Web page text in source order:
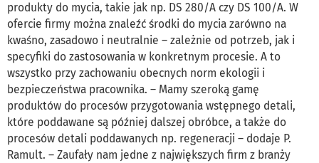
produkty do mycia, takie jak np. DS 280/A czy DS 100/A. W
ofercie firmy można znaleźć środki do mycia zarówno na
kwaśno, zasadowo i neutralnie – zależnie od potrzeb, jak i
specyfiki do zastosowania w konkretnym procesie. A to
wszystko przy zachowaniu obecnych norm ekologii i
bezpieczeństwa pracownika. – Mamy szeroką gamę
produktów do procesów przygotowania wstępnego detali,
które poddawane są później dalszej obróbce, a także do
procesów detali poddawanych np. regeneracji – dodaje P.
Ramult. – Zaufały nam jedne z największych firm z branży